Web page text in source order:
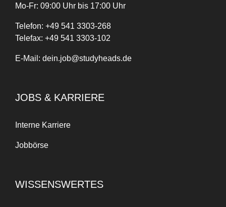
Mo-Fr: 09:00 Uhr bis 17:00 Uhr
Telefon: +49 541 3303-268
Telefax: +49 541 3303-102
E-Mail: dein.job@studyheads.de
JOBS & KARRIERE
Interne Karriere
Jobbörse
WISSENSWERTES